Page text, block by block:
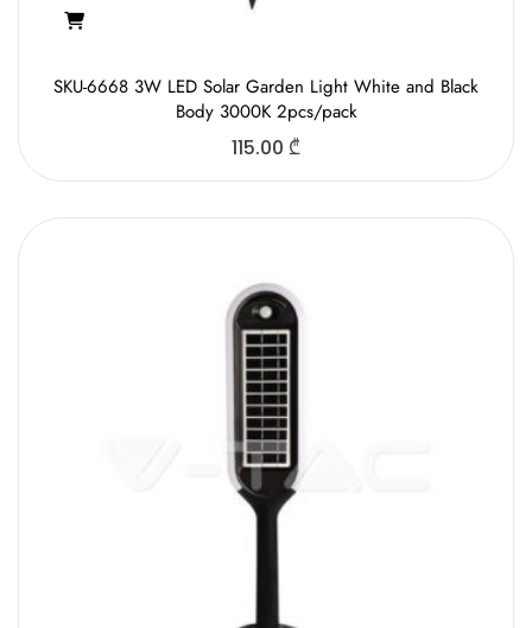
SKU-6668 3W LED Solar Garden Light White and Black
Body 3000K 2pcs/pack
115.00 ₾